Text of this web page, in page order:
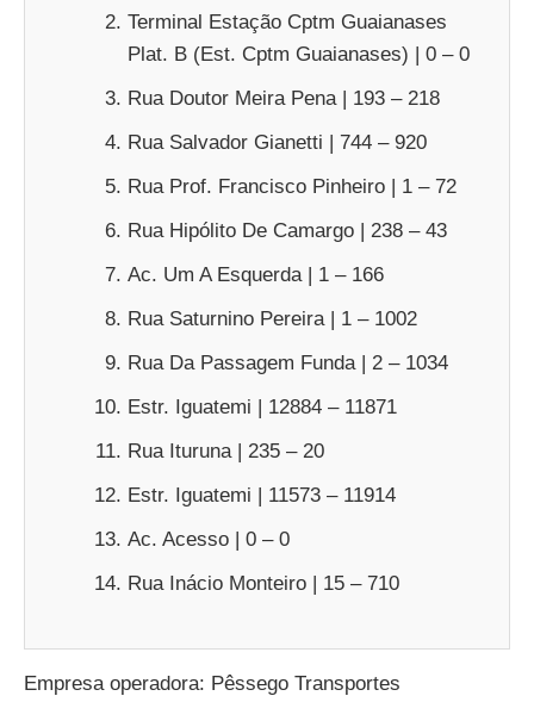
Terminal Estação Cptm Guaianases
Plat. B (Est. Cptm Guaianases) | 0 – 0
Rua Doutor Meira Pena | 193 – 218
Rua Salvador Gianetti | 744 – 920
Rua Prof. Francisco Pinheiro | 1 – 72
Rua Hipólito De Camargo | 238 – 43
Ac. Um A Esquerda | 1 – 166
Rua Saturnino Pereira | 1 – 1002
Rua Da Passagem Funda | 2 – 1034
Estr. Iguatemi | 12884 – 11871
Rua Ituruna | 235 – 20
Estr. Iguatemi | 11573 – 11914
Ac. Acesso | 0 – 0
Rua Inácio Monteiro | 15 – 710
Empresa operadora: Pêssego Transportes